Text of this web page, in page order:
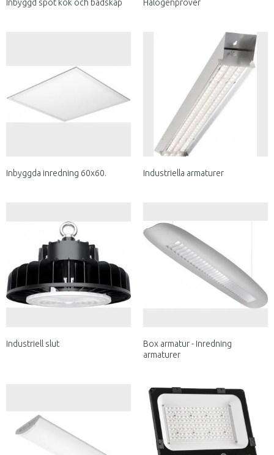
Inbyggd spot kök och badskåp Halogenprover
Inbyggda inredning 60x60. Industriella armaturer
Industriell slut
Box armatur - Inredning
armaturer